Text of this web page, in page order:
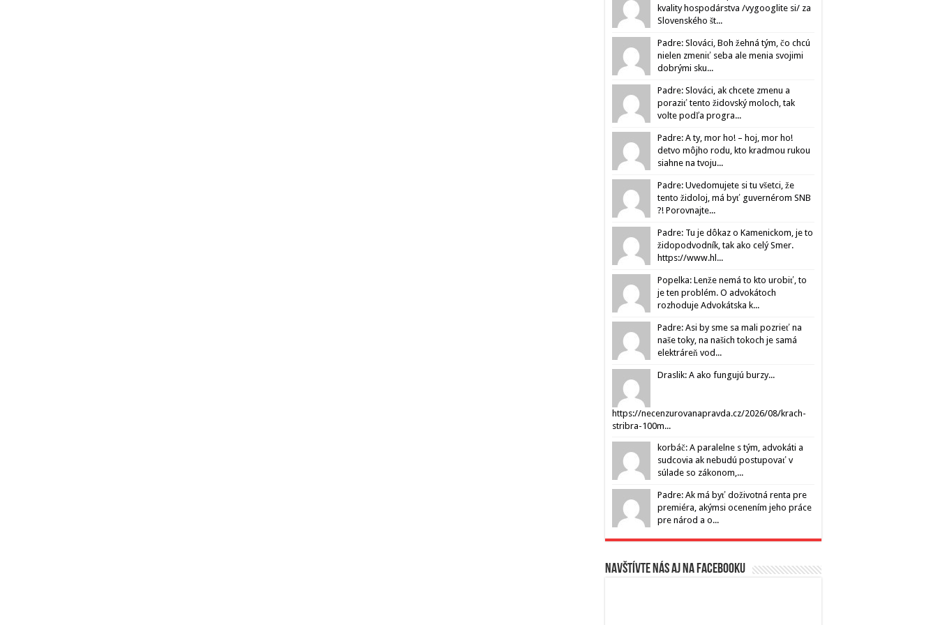
kvality hospodárstva /vygooglite si/ za
Slovenského št...
Padre: Slováci, Boh žehná tým, čo chcú
nielen zmeniť seba ale menia svojimi
dobrými sku...
Padre: Slováci, ak chcete zmenu a
poraziť tento židovský moloch, tak
volte podľa progra...
Padre: A ty, mor ho! – hoj, mor ho!
detvo môjho rodu, kto kradmou rukou
siahne na tvoju...
Padre: Uvedomujete si tu všetci, že
tento židoloj, má byť guvernérom SNB
?! Porovnajte...
Padre: Tu je dôkaz o Kamenickom, je to
židopodvodník, tak ako celý Smer.
https://www.hl...
Popelka: Lenže nemá to kto urobiť, to
je ten problém. O advokátoch
rozhoduje Advokátska k...
Padre: Asi by sme sa mali pozrieť na
naše toky, na našich tokoch je samá
elektráreň vod...
Draslik: A ako fungujú burzy...
https://necenzurovanapravda.cz/2026/08/krach-
stribra-100m...
korbáč: A paralelne s tým, advokáti a
sudcovia ak nebudú postupovať v
súlade so zákonom,...
Padre: Ak má byť doživotná renta pre
premiéra, akýmsi ocenením jeho práce
pre národ a o...
Navštívte nás aj na Facebooku